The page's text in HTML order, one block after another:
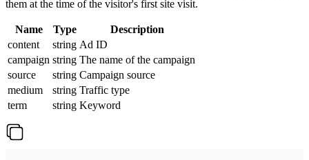
them at the time of the visitor's first site visit.
Name Type
Description
content
string Ad ID
campaign string The name of the campaign
source
string Campaign source
medium
string Traffic type
term
string Keyword